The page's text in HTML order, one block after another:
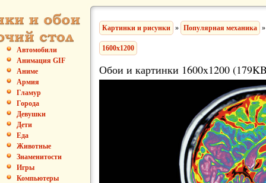
Автомобили
Анимация GIF
Аниме
Армия
Гламур
Города
Девушки
Дети
Еда
Животные
Знаменитости
Игры
Компьютеры
Картинки и рисунки » Популярная механика
1600x1200
Обои и картинки 1600x1200